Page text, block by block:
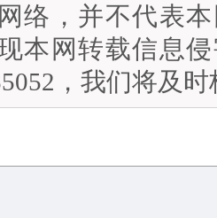
络，并不代表
本网转载信息
，我们将及